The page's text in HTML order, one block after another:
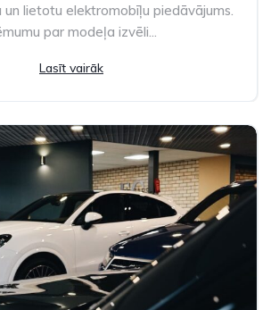
lietotu elektromobīļu piedāvājums.
par modeļa izvēli...
Lasīt vairāk